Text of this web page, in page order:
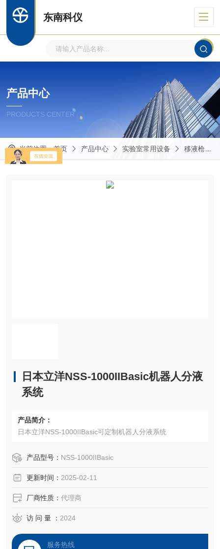
东南科仪
产品中心
PRODUCTS CENTER
当前位置：首页 产品中心 实验室常用设备 移液枪
日本立洋NSS-1000IIBasic机器人分液
系统
产品简介：
日本立洋NSS-1000IIBasic可定制机器人分液系统
产品型号： NSS-1000IIBasic
更新时间： 2025-02-11
厂商性质： 代理商
访 问 量 ： 2024
服务热线